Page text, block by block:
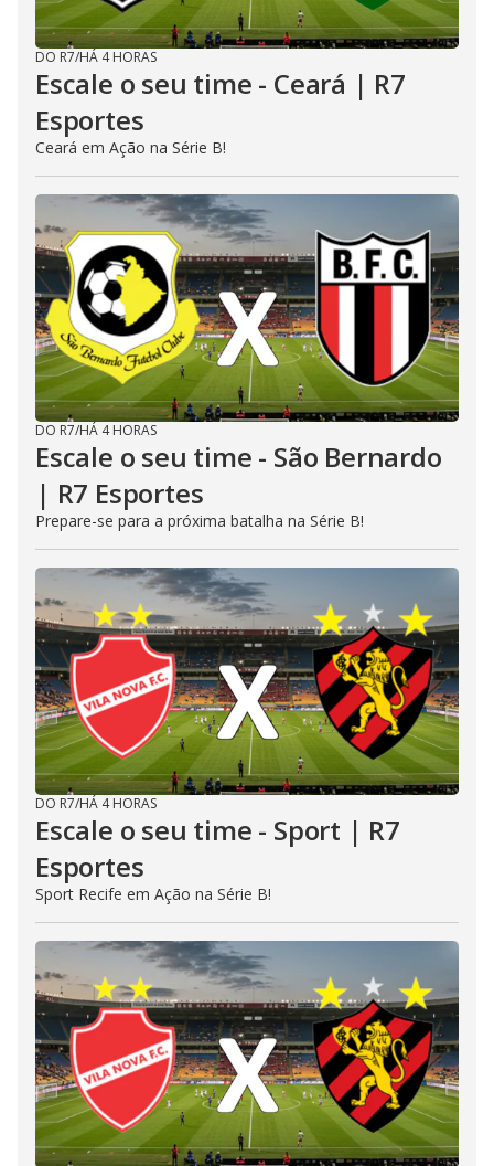
DO R7/HÁ 4 HORAS
Escale o seu time - Ceará | R7
Esportes
Ceará em Ação na Série B!
DO R7/HÁ 4 HORAS
Escale o seu time - São Bernardo
| R7 Esportes
Prepare-se para a próxima batalha na Série B!
DO R7/HÁ 4 HORAS
Escale o seu time - Sport | R7
Esportes
Sport Recife em Ação na Série B!